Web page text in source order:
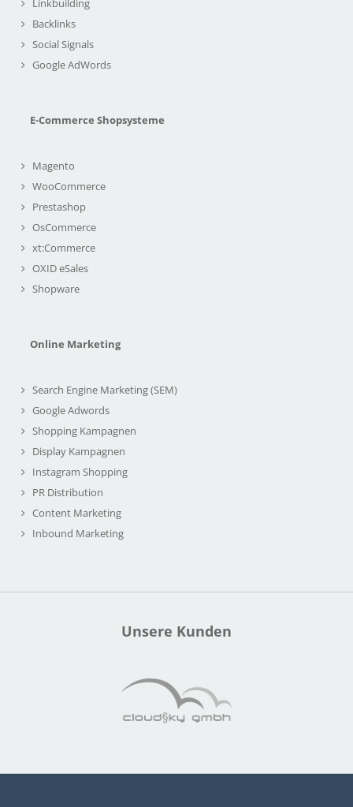
Linkbuilding
Backlinks
Social Signals
Google AdWords
E-Commerce Shopsysteme
Magento
WooCommerce
Prestashop
OsCommerce
xt:Commerce
OXID eSales
Shopware
Online Marketing
Search Engine Marketing (SEM)
Google Adwords
Shopping Kampagnen
Display Kampagnen
Instagram Shopping
PR Distribution
Content Marketing
Inbound Marketing
Unsere Kunden